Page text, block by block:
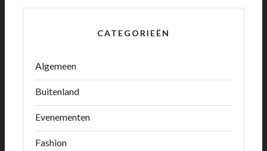
CATEGORIEËN
Algemeen
Buitenland
Evenementen
Fashion